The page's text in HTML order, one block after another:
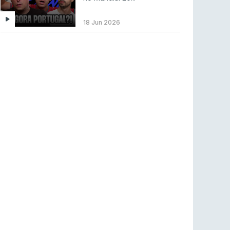
MOUZ surpreende Spirit para vencer BLAST
Bounty
18 Jun 2026